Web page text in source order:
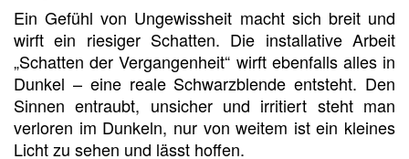
Ein Gefühl von Ungewissheit macht sich breit und
wirft ein riesiger Schatten. Die installative Arbeit
„Schatten der Vergangenheit“ wirft ebenfalls alles in
Dunkel – eine reale Schwarzblende entsteht. Den
Sinnen entraubt, unsicher und irritiert steht man
verloren im Dunkeln, nur von weitem ist ein kleines
Licht zu sehen und lässt hoffen.